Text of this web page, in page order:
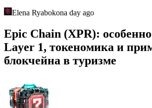
Elena Ryabokona day ago
Epic Chain (XPR):
Layer 1, токеномика и
блокчейна в туризме